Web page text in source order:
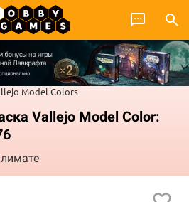
Model Colors
Vallejo Model Color: